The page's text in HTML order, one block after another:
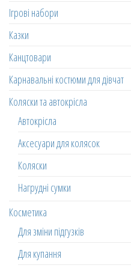
Ігрові набори
Казки
Канцтовари
Карнавальні костюми для дівчат
Коляски та автокрісла
Автокрісла
Аксесуари для колясок
Коляски
Нагрудні сумки
Косметика
Для зміни підгузків
Для купання